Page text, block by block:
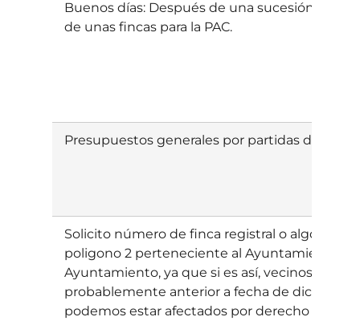
Buenos días: Después de una sucesión
de unas fincas para la PAC.
Presupuestos generales por partidas de
Solicito número de finca registral o algo que
poligono 2 perteneciente al Ayuntamiento
Ayuntamiento, ya que si es así, vecinos con
probablemente anterior a fecha de dicha
podemos estar afectados por derecho de